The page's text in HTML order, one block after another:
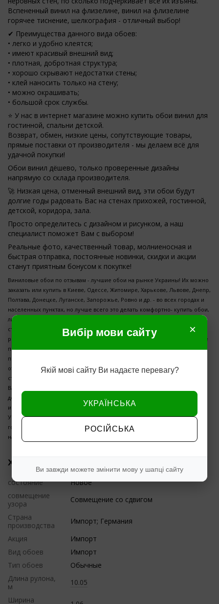
Вспененный винил на флизелине, винил на флизелине
горячее тиснение, шелкография - отличный выбор!
✔ Преимущества данного вида обоев:
• легко и удобно клеятся;
• имеют красивый внешний вид;
• плотная, добротная структура;
• хорошо скрывают недостатки стены;
• клей наносить только на стену;
• можно окрашивать;
• большой срок службы.
⭐ У нас в интернет магазине можно купить обои винил для
гостинной, спальни детской.
Возврат, обмен, низкие цены, сопутствующие товары,
прямые поставки от производителя - мы делаем всё для
удачной покупки!
Обои винил дёшево, только проверенные дизайны
напрямую со склада производителя.
🚀 Низкая цена, отменный внешний вид, эти обои будут
долгие годы радовать Вас на стенах прихожей, гостинной,
детской, коридора, зала.
Просто определитесь с дизайном и рисунком, а наш
специалист поможет Вам с выбором!
Реальные фото, качественный товар, молниеносная и
быстрая отправка, постоянные новинки, скидки и акции
станут приятным бонусом к покупке!
Виниловые обои по отзывам - лучшие обои на рынке Украины! Их можно
заказать или купить в Киеве, Одессе, Житомире, Харькове, Львове, Днепр,
Полтава, Донецке, Луганске, Запорожье, Ровно и др. - во всех городах и
населенных пунктах, но лучше всего это делать комфортно- купить обои,
люстры, купить самоклейку, купить панели декоративные, панно для
стен, картины в нашем интернет-магазине. У нас очень хорошие,
реальные отзывы, обзоры, самые выгодные цены, очень дешево, самые
последние коллекции, от известных производителей и надежных
поставщиков. Здесь, по отзывам, самый быстрый способ доставки,
отделочные материалы, обои для стен, материалы для ремонта,
строительства, обои на стену высокого качества! Наши цены позволят
Вам купить обои недорого, недорогие обои для кухни, зала, гостиной,
детской, прихожей, коридора! Купить хорошие обои недорого, в
интернет- магазине дешево, - это к нам !
У нас лучшая цена на обои вспененный винил, флизелин, флизелин
горячее тиснение (шелкография) только проверенные дизайны
напрямую со склада производителя.
Характеристики
состояние
Новое
совмещение
узора
Совмещение со сдвигом
Страна
производства
Импорт; Германия
Акция
Импорт
Вид обоев
Импорт
Тип обоев
Обычные
Длина рулона,
м
10.05
Ширина
Вибір мови сайту ×
Якій мові сайту Ви надаєте перевагу?
УКРАЇНСЬКА
РОСІЙСЬКА
Ви завжди можете змінити мову у шапці сайту